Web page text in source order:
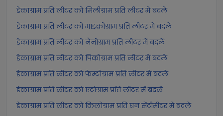
डेकाग्राम प्रति लीटर को मिलीग्राम प्रति लीटर में बदलें
डेकाग्राम प्रति लीटर को माइक्रोग्राम प्रति लीटर में बदलें
डेकाग्राम प्रति लीटर को नैनोग्राम प्रति लीटर में बदलें
डेकाग्राम प्रति लीटर को पिकोग्राम प्रति लीटर में बदलें
डेकाग्राम प्रति लीटर को फेम्टोग्राम प्रति लीटर में बदलें
डेकाग्राम प्रति लीटर को एटोग्राम प्रति लीटर में बदलें
डेकाग्राम प्रति लीटर को किलोग्राम प्रति घन सेंटीमीटर में बदलें